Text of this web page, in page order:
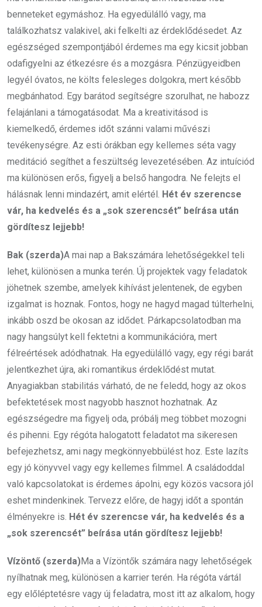
benneteket egymáshoz. Ha egyedülálló vagy, ma
találkozhatsz valakivel, aki felkelti az érdeklődésedet. Az
egészséged szempontjából érdemes ma egy kicsit jobban
odafigyelni az étkezésre és a mozgásra. Pénzügyeidben
legyél óvatos, ne költs felesleges dolgokra, mert később
megbánhatod. Egy barátod segítségre szorulhat, ne habozz
felajánlani a támogatásodat. Ma a kreativitásod is
kiemelkedő, érdemes időt szánni valami művészi
tevékenységre. Az esti órákban egy kellemes séta vagy
meditáció segíthet a feszültség levezetésében. Az intuíciód
ma különösen erős, figyelj a belső hangodra. Ne felejts el
hálásnak lenni mindazért, amit elértél. Hét év szerencse
vár, ha kedvelés és a „sok szerencsét” beírása után
gördítesz lejjebb!
Bak (szerda)A mai nap a Bakszámára lehetőségekkel teli
lehet, különösen a munka terén. Új projektek vagy feladatok
jöhetnek szembe, amelyek kihívást jelentenek, de egyben
izgalmat is hoznak. Fontos, hogy ne hagyd magad túlterhelni,
inkább oszd be okosan az idődet. Párkapcsolatodban ma
nagy hangsúlyt kell fektetni a kommunikációra, mert
félreértések adódhatnak. Ha egyedülálló vagy, egy régi barát
jelentkezhet újra, aki romantikus érdeklődést mutat.
Anyagiakban stabilitás várható, de ne feledd, hogy az okos
befektetések most nagyobb hasznot hozhatnak. Az
egészségedre ma figyelj oda, próbálj meg többet mozogni
és pihenni. Egy régóta halogatott feladatot ma sikeresen
befejezhetsz, ami nagy megkönnyebbülést hoz. Este lazíts
egy jó könyvvel vagy egy kellemes filmmel. A családoddal
való kapcsolatokat is érdemes ápolni, egy közös vacsora jól
eshet mindenkinek. Tervezz előre, de hagyj időt a spontán
élményekre is. Hét év szerencse vár, ha kedvelés és a
„sok szerencsét” beírása után gördítesz lejjebb!
Vízöntő (szerda)Ma a Vízöntők számára nagy lehetőségek
nyílhatnak meg, különösen a karrier terén. Ha régóta vártál
egy előléptetésre vagy új feladatra, most itt az alkalom, hogy